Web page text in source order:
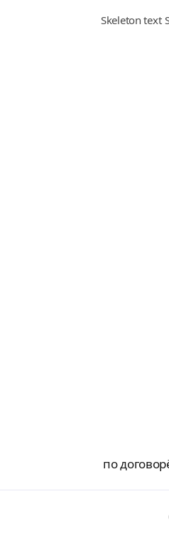
по